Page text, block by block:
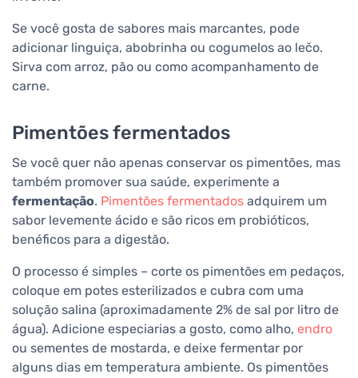
Se você gosta de sabores mais marcantes, pode
adicionar linguiça, abobrinha ou cogumelos ao lečo.
Sirva com arroz, pão ou como acompanhamento de
carne.
Pimentões fermentados
Se você quer não apenas conservar os pimentões, mas
também promover sua saúde, experimente a
fermentação. Pimentões fermentados adquirem um
sabor levemente ácido e são ricos em probióticos,
benéficos para a digestão.
O processo é simples – corte os pimentões em pedaços,
coloque em potes esterilizados e cubra com uma
solução salina (aproximadamente 2% de sal por litro de
água). Adicione especiarias a gosto, como alho, endro
ou sementes de mostarda, e deixe fermentar por
alguns dias em temperatura ambiente. Os pimentões